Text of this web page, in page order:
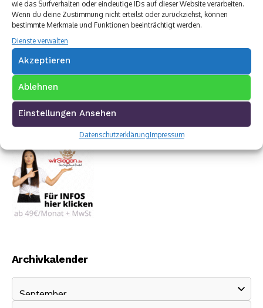
wie das Surfverhalten oder eindeutige IDs auf dieser Website verarbeiten.
Wenn du deine Zustimmung nicht erteilst oder zurückziehst, können
bestimmte Merkmale und Funktionen beeinträchtigt werden.
Dienste verwalten
Akzeptieren
Ablehnen
Einstellungen Ansehen
DatenschutzerklärungImpressum
Archivkalender